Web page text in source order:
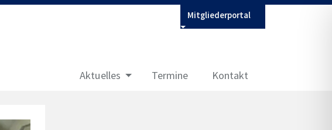
Mitgliederportal
Aktuelles Termine Kontakt